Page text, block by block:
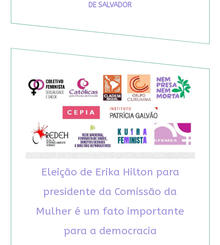
DE SALVADOR
Eleição de Erika Hilton para
presidente da Comissão da
Mulher é um fato importante
para a democracia